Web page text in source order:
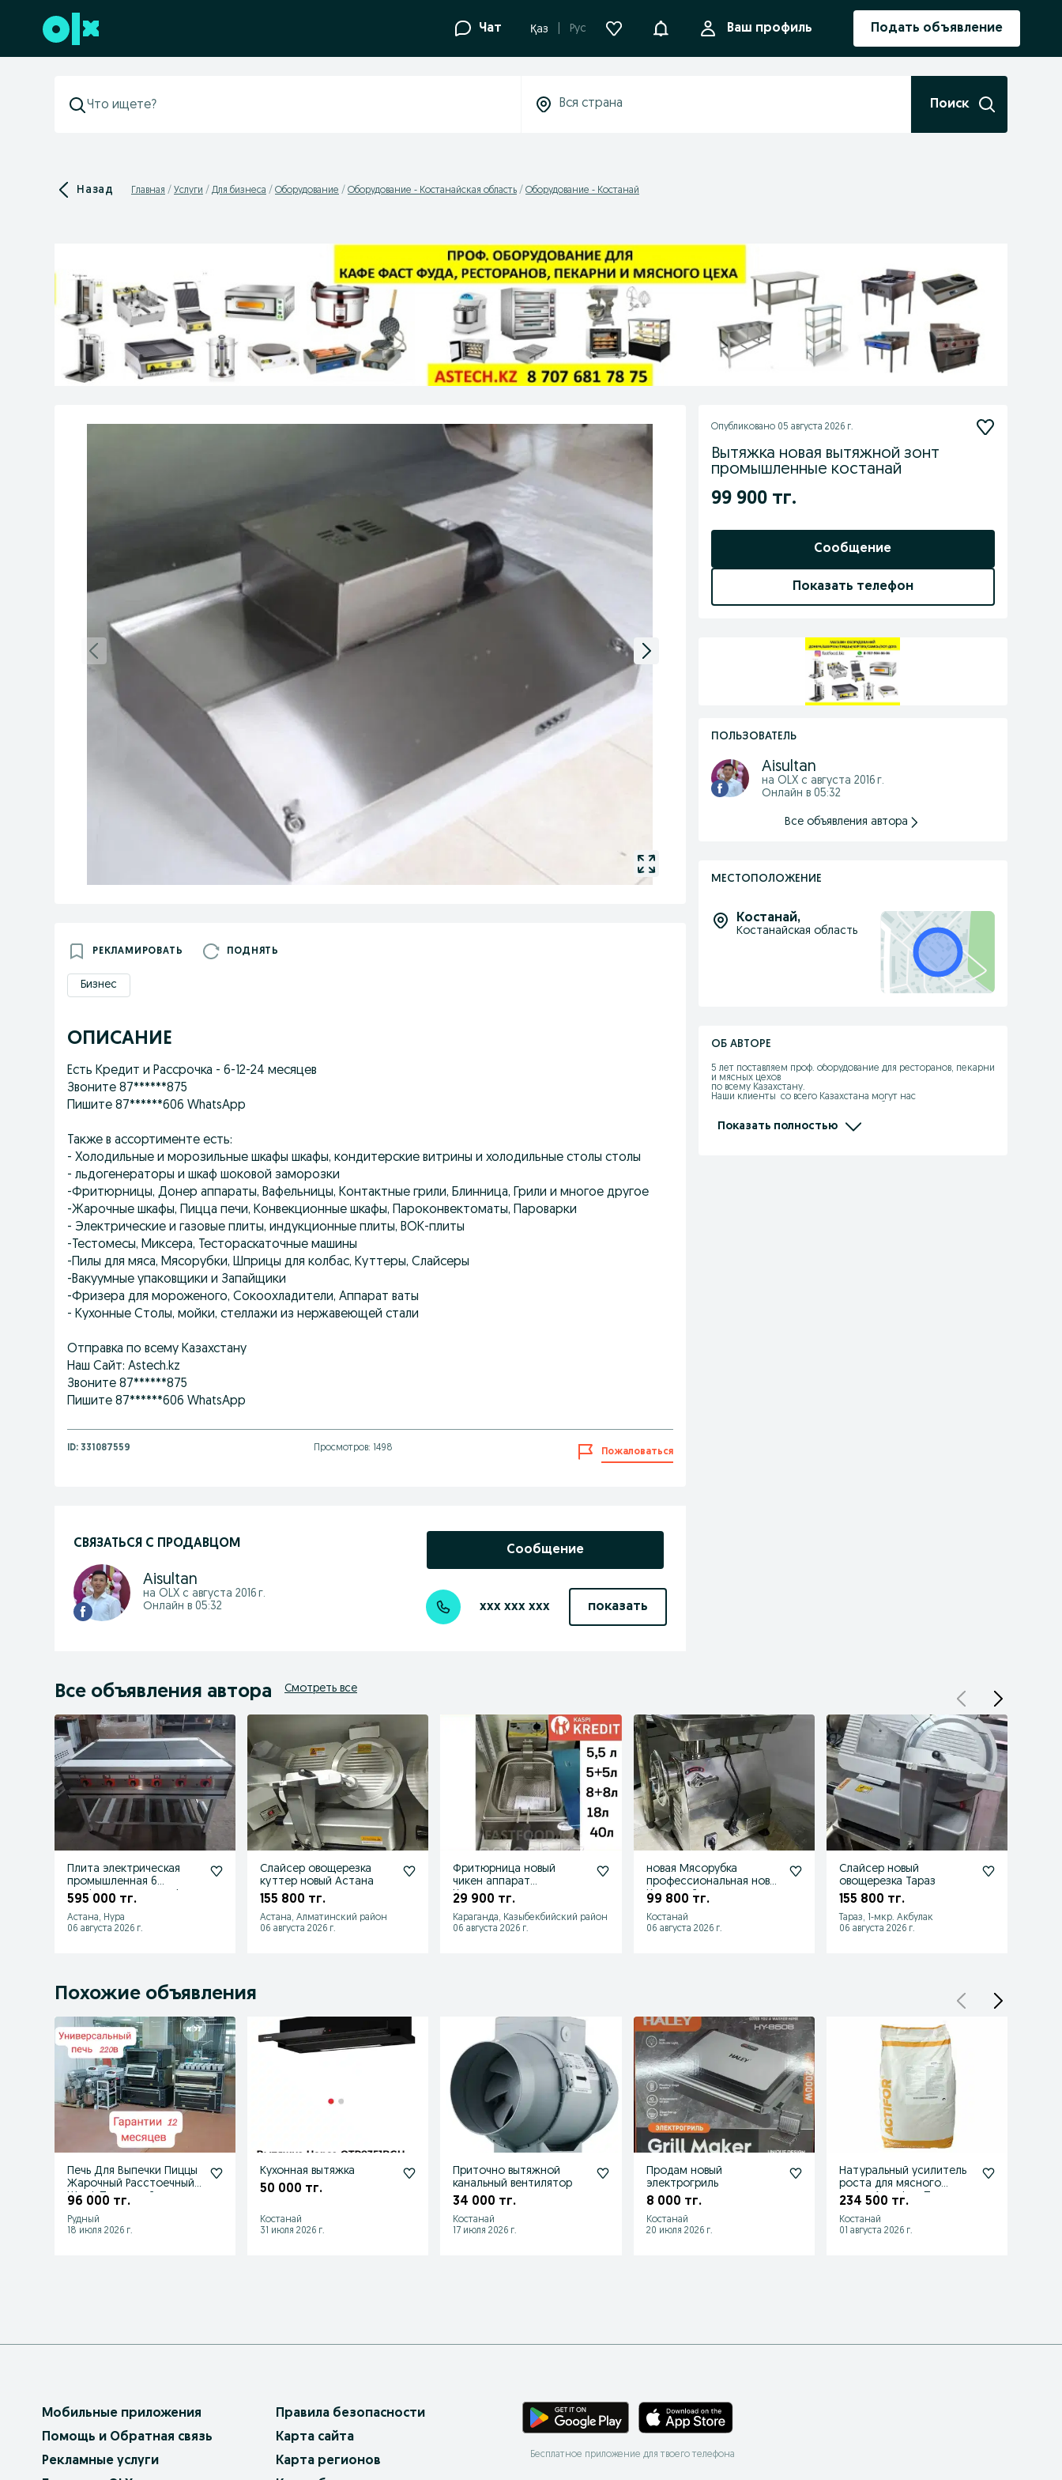
Перейти к нижнему колонтитулу Чат Қаз Рус УведомленияВаш профиль Подать объявление
Поиск
Назад Главная Услуги Для бизнеса Оборудование Оборудование - Костанайская область Оборудование - Костанай
РЕКЛАМИРОВАТЬ ПОДНЯТЬ
Бизнес
ОПИСАНИЕ
Есть Кредит и Рассрочка - 6-12-24 месяцев
Звоните 87******875
Пишите 87******606 WhatsApp
Также в ассортименте есть:
- Холодильные и морозильные шкафы шкафы, кондитерские витрины и холодильные столы столы
- льдогенераторы и шкаф шоковой заморозки
-Фритюрницы, Донер аппараты, Вафельницы, Контактные грили, Блинница, Грили и многое другое
-Жарочные шкафы, Пицца печи, Конвекционные шкафы, Пароконвектоматы, Пароварки
- Электрические и газовые плиты, индукционные плиты, ВОК-плиты
-Тестомесы, Миксера, Тестораскаточные машины
-Пилы для мяса, Мясорубки, Шприцы для колбас, Куттеры, Слайсеры
-Вакуумные упаковщики и Запайщики
-Фризера для мороженого, Сокоохладители, Аппарат ваты
- Кухонные Столы, мойки, стеллажи из нержавеющей стали
Отправка по всему Казахстану
Наш Сайт: Astech.kz
Звоните 87******875
Пишите 87******606 WhatsApp
ID: 331087559 Просмотров: 1498 Пожаловаться
СВЯЗАТЬСЯ С ПРОДАВЦОМ
Aisultan
на OLX с августа 2016 г.
Онлайн в 05:32
Сообщение
xxx xxx xxx показать
Опубликовано 05 августа 2026 г.
Вытяжка новая вытяжной зонт
промышленные костанай
99 900 тг.
Сообщение
Показать телефон
ПОЛЬЗОВАТЕЛЬ
Aisultan
на OLX с августа 2016 г.
Онлайн в 05:32
Все объявления автора
МЕСТОПОЛОЖЕНИЕ
Костанай,
Костанайская область
ОБ АВТОРЕ
5 лет поставляем проф. оборудование для ресторанов, пекарни
и мясных цехов
по всему Казахстану.
Наши клиенты  со всего Казахстана могут нас
С уважением,  директор компании ASTECH.KZ
Показать полностью
Все объявления автора Смотреть все
Плита электрическая
промышленная 6
конфорная новая кафе
595 000 тг.
Астана, Нура
06 августа 2026 г.
Слайсер овощерезка
куттер новый Астана
155 800 тг.
Астана, Алматинский район
06 августа 2026 г.
Фритюрница новый
чикен аппарат
Караганда
29 900 тг.
Караганда, Казыбекбийский район
06 августа 2026 г.
новая Мясорубка
профессиональная новая
Костанай овощерезка
99 800 тг.
Костанай
06 августа 2026 г.
Слайсер новый
овощерезка Тараз
155 800 тг.
Тараз, 1-мкр. Акбулак
06 августа 2026 г.
Похожие объявления
Печь Для Выпечки Пиццы
Жарочный Расстоечный
Шкаф Пекарский
96 000 тг.
Рудный
18 июля 2026 г.
Кухонная вытяжка
50 000 тг.
Костанай
31 июля 2026 г.
Приточно вытяжной
канальный вентилятор
34 000 тг.
Костанай
17 июля 2026 г.
Продам новый
электрогриль
8 000 тг.
Костанай
20 июля 2026 г.
Натуральный усилитель
роста для мясного
скота Актифор Пауэр
234 500 тг.
Костанай
01 августа 2026 г.
Мобильные приложения
Помощь и Обратная связь
Рекламные услуги
Правила безопасности
Карта сайта
Карта регионов
Бесплатное приложение для твоего телефона